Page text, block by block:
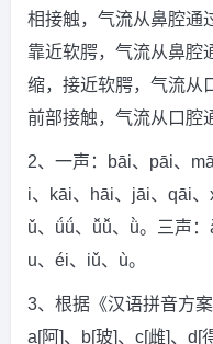
相接触，气流从鼻腔通
靠近软腭，气流从鼻腔
缩，接近软腭，气流从
前部接触，气流从口腔
2、一声：bāi、pāi、
i、kāi、hāi、jāi、qāi
ǔ、ǘǘ、ǚǚ、ǜ。三声
u、éi、iǔ、ù。
3、根据《汉语拼音方
a[阿]、b[玻]、c[雌]、d[